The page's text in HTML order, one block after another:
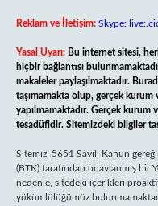
Reklam ve İletişim: Skype:
Yasal Uyarı: Bu internet sitesi,
hiçbir bağlantısı
makaleler paylaşılmaktadır.
taşımamakta olup, gerçek kurum
yapılmamaktadır. Gerçek kurum
tesadüfidir. Sitemizdeki bilgiler
Sitemiz, 5651 Sayılı Kanun
(BTK) tarafından onaylanmış bir
nedenle, sitedeki içerikleri
yükümlülüğümüz